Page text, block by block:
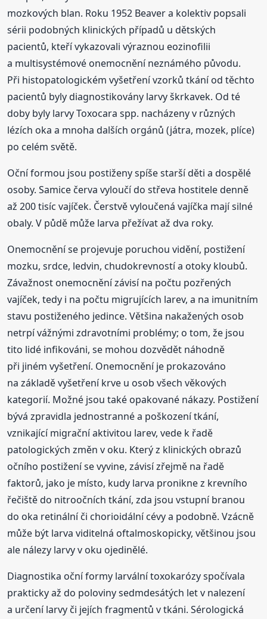
mozkových blan. Roku 1952 Beaver a kolektiv popsali
sérii podobných klinických případů u dětských
pacientů, kteří vykazovali výraznou eozinofilii
a multisystémové onemocnění neznámého původu.
Při histopatologickém vyšetření vzorků tkání od těchto
pacientů byly diagnostikovány larvy škrkavek. Od té
doby byly larvy Toxocara spp. nacházeny v různých
lézích oka a mnoha dalších orgánů (játra, mozek, plíce)
po celém světě.
Oční formou jsou postiženy spíše starší děti a dospělé
osoby. Samice červa vyloučí do střeva hostitele denně
až 200 tisíc vajíček. Čerstvě vyloučená vajíčka mají silné
obaly. V půdě může larva přežívat až dva roky.
Onemocnění se projevuje poruchou vidění, postižení
mozku, srdce, ledvin, chudokrevností a otoky kloubů.
Závažnost onemocnění závisí na počtu pozřených
vajíček, tedy i na počtu migrujících larev, a na imunitním
stavu postiženého jedince. Většina nakažených osob
netrpí vážnými zdravotními problémy; o tom, že jsou
tito lidé infikováni, se mohou dozvědět náhodně
při jiném vyšetření. Onemocnění je prokazováno
na základě vyšetření krve u osob všech věkových
kategorií. Možné jsou také opakované nákazy. Postižení
bývá zpravidla jednostranné a poškození tkání,
vznikající migrační aktivitou larev, vede k řadě
patologických změn v oku. Který z klinických obrazů
očního postižení se vyvine, závisí zřejmě na řadě
faktorů, jako je místo, kudy larva pronikne z krevního
řečiště do nitroočních tkání, zda jsou vstupní branou
do oka retinální či chorioidální cévy a podobně. Vzácně
může být larva viditelná oftalmoskopicky, většinou jsou
ale nálezy larvy v oku ojedinělé.
Diagnostika oční formy larvální toxokarózy spočívala
prakticky až do poloviny sedmdesátých let v nalezení
a určení larvy či jejích fragmentů v tkáni. Sérologická